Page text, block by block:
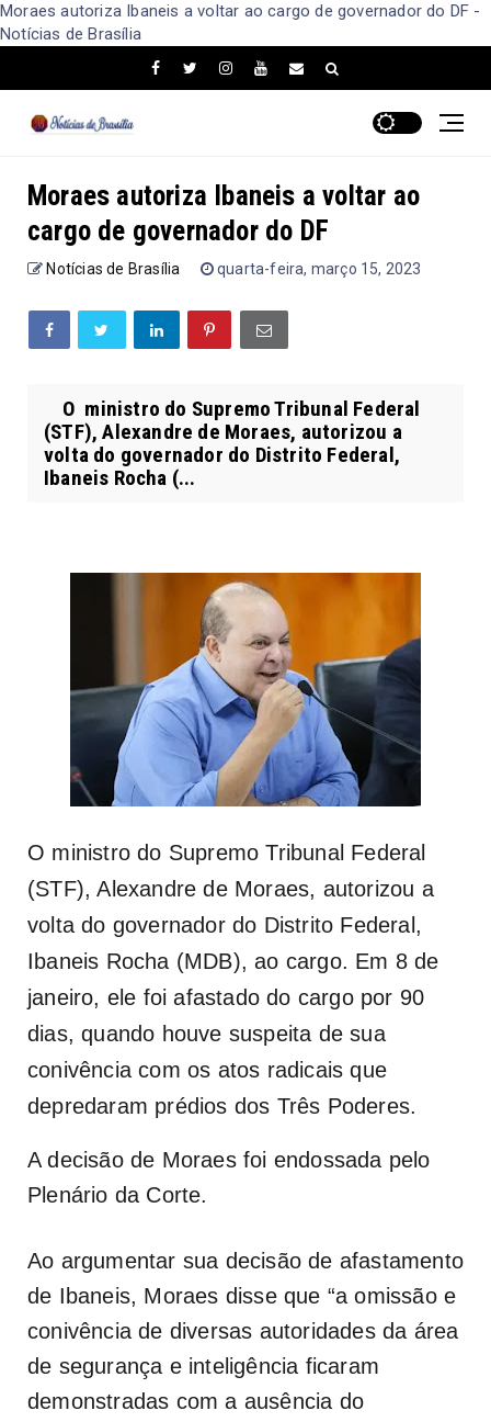
Moraes autoriza Ibaneis a voltar ao cargo de governador do DF -
Notícias de Brasília
Moraes autoriza Ibaneis a voltar ao
cargo de governador do DF
Notícias de Brasília quarta-feira, março 15, 2023
O ministro do Supremo Tribunal Federal
(STF), Alexandre de Moraes, autorizou a
volta do governador do Distrito Federal,
Ibaneis Rocha (...
O ministro do Supremo Tribunal Federal
(STF), Alexandre de Moraes, autorizou a
volta do governador do Distrito Federal,
Ibaneis Rocha (MDB), ao cargo. Em 8 de
janeiro, ele foi afastado do cargo por 90
dias, quando houve suspeita de sua
conivência com os atos radicais que
depredaram prédios dos Três Poderes.
A decisão de Moraes foi endossada pelo
Plenário da Corte.
Ao argumentar sua decisão de afastamento
de Ibaneis, Moraes disse que “a omissão e
conivência de diversas autoridades da área
de segurança e inteligência ficaram
demonstradas com a ausência do